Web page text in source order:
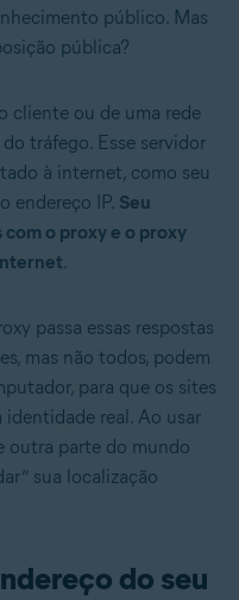
público. Mas
pública?
cliente ou de uma rede
tráfego. Esse servidor
à internet, como seu
endereço IP. Seu
o proxy e o proxy
.
passa essas respostas
mas não todos, podem
para que os sites
identidade real. Ao usar
outra parte do mundo
sua localização
do seu